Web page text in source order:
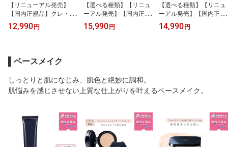
【リニューアル発売】
【国内正規品】クレ・
ド・ポー ボーテ ローシ
ョンエサンシエルA 本体
みずしい優美な香りの化
粧水
12,990円
【選べる種類】【リニュ
ーアル発売】【国内正規
品】クレ・ド・ポー ボー
テ エマルションプロテク
15,990円
【選べる種類】【リニュ
ーアル発売】【国内正規
品】クレ・ド・ポー ボー
テ クレームプロテクトゥ
14,990円
▌ベースメイク
しっとりと肌になじみ、肌色と絶妙に調和。
肌悩みを感じさせない上質な仕上がりを叶えるベースメイク。